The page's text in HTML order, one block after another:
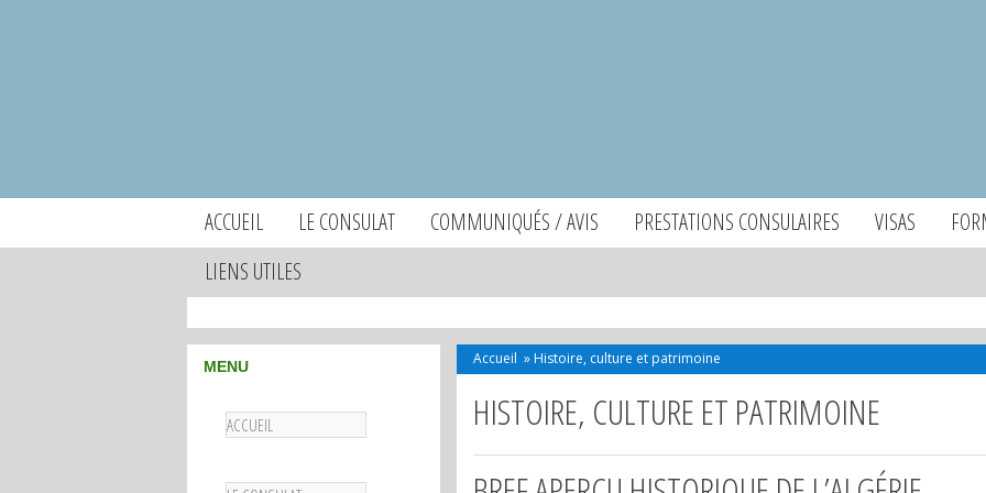
ACCUEIL LE CONSULAT COMMUNIQUÉS / AVIS PRESTATIONS CONSULAIRES VISAS
LIENS UTILES
MENU
ACCUEIL
Accueil » Histoire, culture et patrimoine
HISTOIRE, CULTURE ET PATRIMOINE